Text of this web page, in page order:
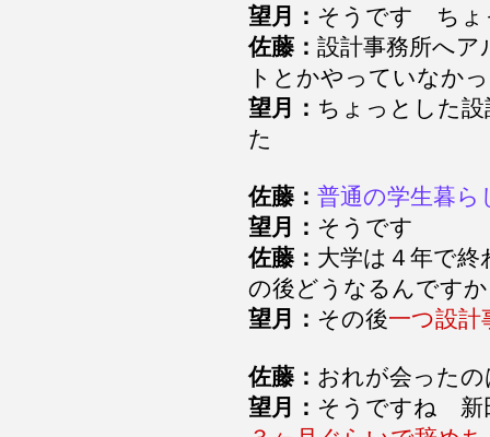
望月： そうです ちょ
佐藤： 設計事務所へ
トとかやっていなか
望月： ちょっとした
た
佐藤： 普通の学生暮ら
望月： そうです
佐藤： 大学は４年で
の後どうなるんです
望月： その後一つ設計
佐藤： おれが会った
望月： そうですね 新